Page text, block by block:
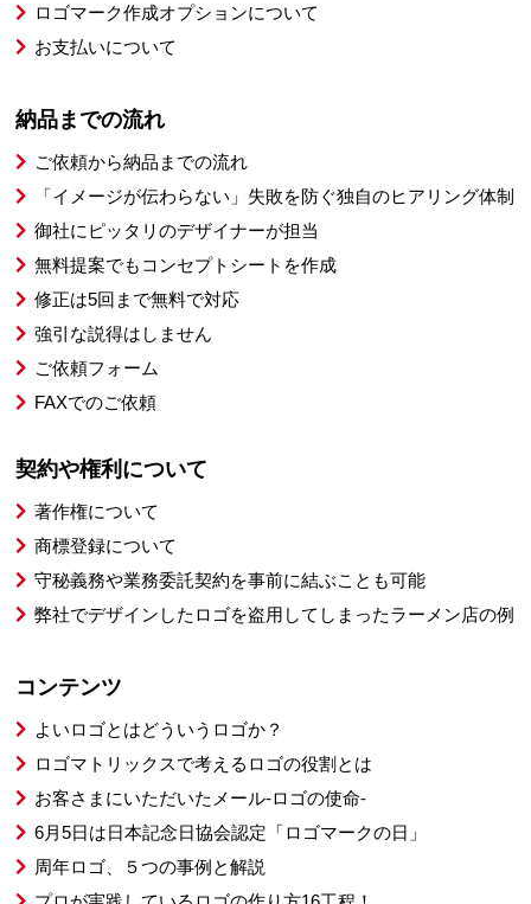
ロゴマーク作成オプションについて
お支払いについて
納品までの流れ
ご依頼から納品までの流れ
「イメージが伝わらない」失敗を防ぐ独自のヒアリング体制
御社にピッタリのデザイナーが担当
無料提案でもコンセプトシートを作成
修正は5回まで無料で対応
強引な説得はしません
ご依頼フォーム
FAXでのご依頼
契約や権利について
著作権について
商標登録について
守秘義務や業務委託契約を事前に結ぶことも可能
弊社でデザインしたロゴを盗用してしまったラーメン店の例
コンテンツ
よいロゴとはどういうロゴか？
ロゴマトリックスで考えるロゴの役割とは
お客さまにいただいたメール-ロゴの使命-
6月5日は日本記念日協会認定「ロゴマークの日」
周年ロゴ、５つの事例と解説